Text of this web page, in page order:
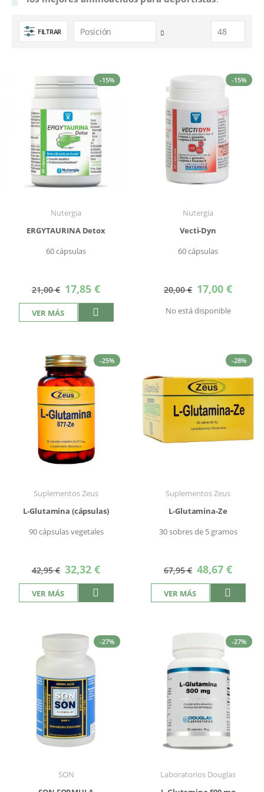
FILTRAR
Fijar
-15%
Nutergia
ERGYTAURINA Detox
60 cápsulas
21,00 € Precio
especial
17,85 €
VER MÁS
-15%
Nutergia
Vecti-Dyn
60 cápsulas
20,00 € Precio
especial
17,00 €
No está disponible
-25%
Suplementos Zeus
L-Glutamina (cápsulas)
90 cápsulas vegetales
42,95 € Precio
especial
32,32 €
VER MÁS
-28%
Suplementos Zeus
L-Glutamina-Ze
30 sobres de 5 gramos
67,95 € Precio
especial
48,67 €
VER MÁS
-27%
SON
-27%
Laboratorios Douglas